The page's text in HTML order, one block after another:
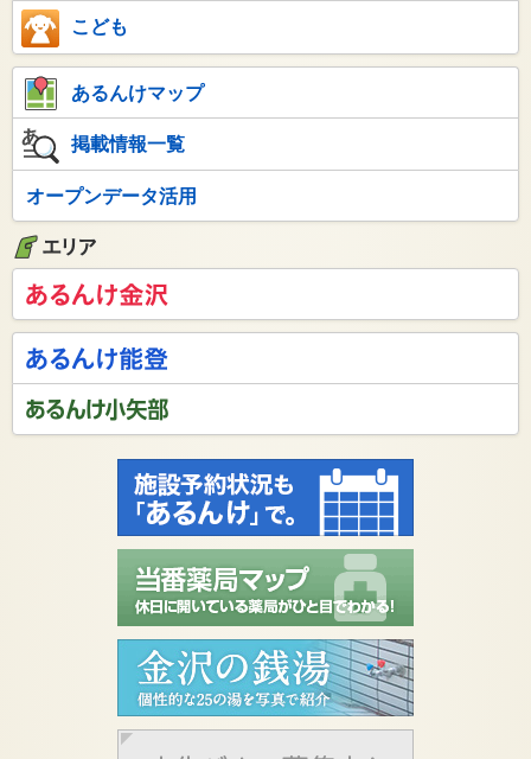
こども
あるんけマップ
掲載情報一覧
オープンデータ活用